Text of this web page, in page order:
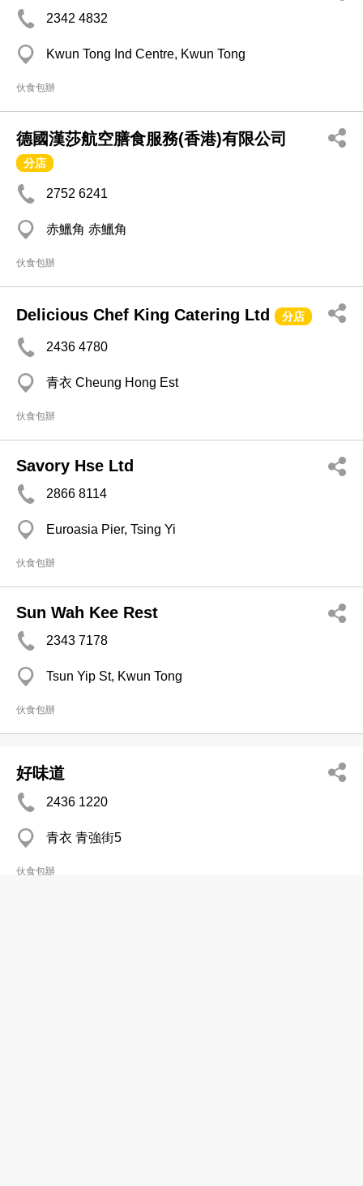
2342 4832
Kwun Tong Ind Centre, Kwun Tong
伙食包辦
德國漢莎航空膳食服務(香港)有限公司
分店
2752 6241
赤鱲角 赤鱲角
伙食包辦
Delicious Chef King Catering Ltd 分店
2436 4780
青衣 Cheung Hong Est
伙食包辦
Savory Hse Ltd
2866 8114
Euroasia Pier, Tsing Yi
伙食包辦
Sun Wah Kee Rest
2343 7178
Tsun Yip St, Kwun Tong
伙食包辦
好味道
2436 1220
青衣 青強街5
伙食包辦